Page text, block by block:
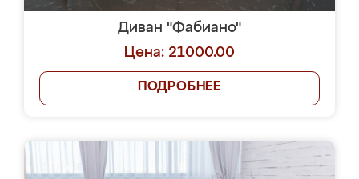
Диван "Фабиано"
Цена: 21000.00
ПОДРОБНЕЕ